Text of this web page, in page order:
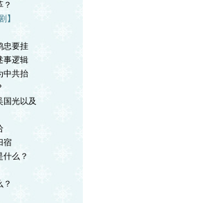
？
】
忠要挂
事逻辑
中共抬
光以及
宿
什么？
？